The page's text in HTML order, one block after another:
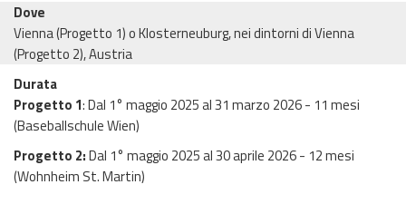
Dove
Vienna (Progetto 1) o Klosterneuburg, nei dintorni di Vienna
(Progetto 2), Austria
Durata
Progetto 1: Dal 1° maggio 2025 al 31 marzo 2026 - 11 mesi
(Baseballschule Wien)
Progetto 2:Dal 1° maggio 2025 al 30 aprile 2026 - 12 mesi
(Wohnheim St. Martin)